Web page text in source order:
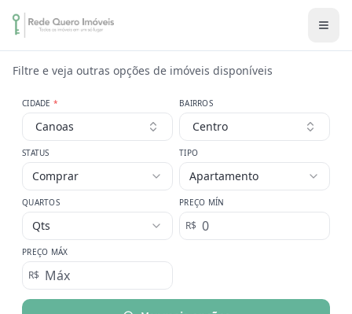
Filtre e veja outras opções de imóveis disponíveis
CIDADE *
Canoas
BAIRROS
Centro
STATUS
Comprar
TIPO
Apartamento
QUARTOS
Qts
PREÇO MÍN
R$
PREÇO MÁX
R$